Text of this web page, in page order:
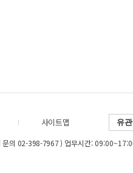
사이트맵
의 02-398-7967) 업무시간: